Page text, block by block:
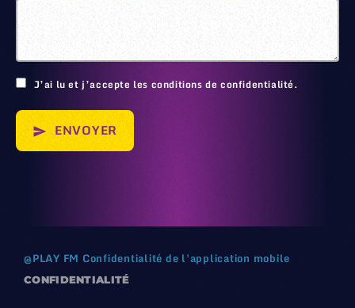
J’ai lu et j’accepte les conditions de confidentialité.
send ENVOYER
@PLAY FM Confidentialité de l'application mobile
CONFIDENTIALITÉ